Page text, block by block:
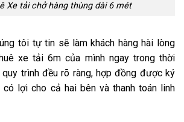
Xe tải chở hàng thùng dài 6 mét
tôi tự tin sẽ làm khách hàng hài lòng
xe tải 6m của mình ngay trong thời
trình đều rõ ràng, hợp đồng được ký
có lợi cho cả hai bên và thanh toán linh